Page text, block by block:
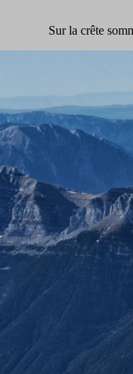
Sur la crête